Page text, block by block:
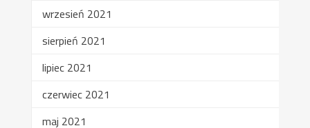
wrzesień 2021
sierpień 2021
lipiec 2021
czerwiec 2021
maj 2021